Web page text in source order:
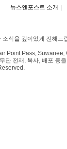
뉴스앤포스트 소개
소식을 깊이있게 전해드
Point Pass, Suwanee,
단 전재, 복사, 배포 등